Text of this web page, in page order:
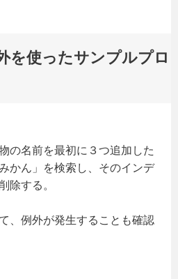
を使ったサンプルプロ
の名前を最初に３つ追加した
かん」を検索し、そのインデ
除する。
、例外が発生することも確認